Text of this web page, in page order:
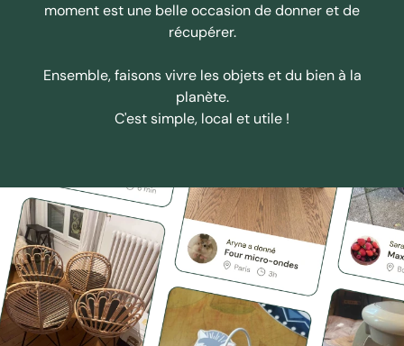
moment est une belle occasion de donner et de
récupérer.
Ensemble, faisons vivre les objets et du bien à la
planète.
C'est simple, local et utile !